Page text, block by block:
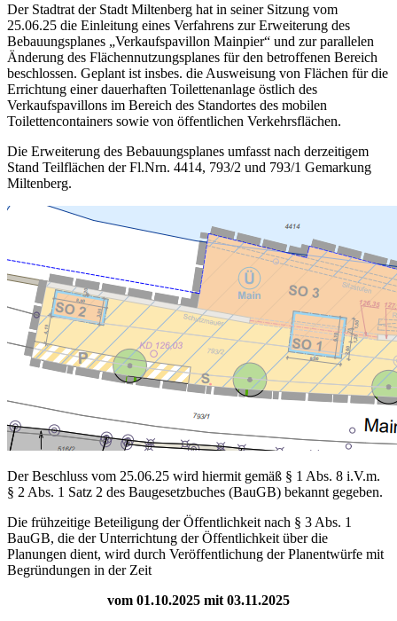
Der Stadtrat der Stadt Miltenberg hat in seiner Sitzung vom
25.06.25 die Einleitung eines Verfahrens zur Erweiterung des
Bebauungsplanes „Verkaufspavillon Mainpier“ und zur parallelen
Änderung des Flächennutzungsplanes für den betroffenen Bereich
beschlossen. Geplant ist insbes. die Ausweisung von Flächen für die
Errichtung einer dauerhaften Toilettenanlage östlich des
Verkaufspavillons im Bereich des Standortes des mobilen
Toilettencontainers sowie von öffentlichen Verkehrsflächen.
Die Erweiterung des Bebauungsplanes umfasst nach derzeitigem
Stand Teilflächen der Fl.Nrn. 4414, 793/2 und 793/1 Gemarkung
Miltenberg.
Der Beschluss vom 25.06.25 wird hiermit gemäß § 1 Abs. 8 i.V.m.
§ 2 Abs. 1 Satz 2 des Baugesetzbuches (BauGB) bekannt gegeben.
Die frühzeitige Beteiligung der Öffentlichkeit nach § 3 Abs. 1
BauGB, die der Unterrichtung der Öffentlichkeit über die
Planungen dient, wird durch Veröffentlichung der Planentwürfe mit
Begründungen in der Zeit
vom 01.10.2025 mit 03.11.2025